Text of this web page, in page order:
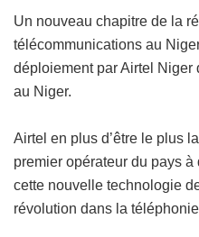
Un nouveau chapitre de la
télécommunications au
déploiement par Airtel Niger
au Niger.
Airtel en plus d’être le plus
premier opérateur du pays à
cette nouvelle technologie
révolution dans la